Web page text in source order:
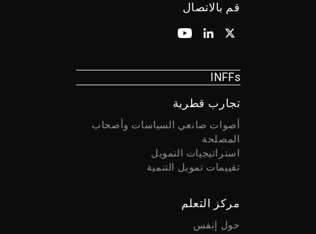
قم بالاتصال
INFFs
تجارب قطرية
أصوات صانعي السياسات وأصحاب
المصلحة
استراتيجيات التمويل
تقييمات تمويل التنمية
مركز التعلم
حول إنفس